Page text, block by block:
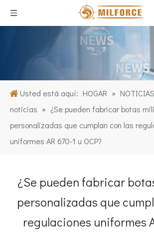
Usted está aquí: HOGAR » NOTICIAS
noticias » ¿Se pueden fabricar botas
personalizadas que cumplan con las
uniformes AR 670-1 u OCP?
¿Se pueden fabricar
personalizadas que
regulaciones uniformes